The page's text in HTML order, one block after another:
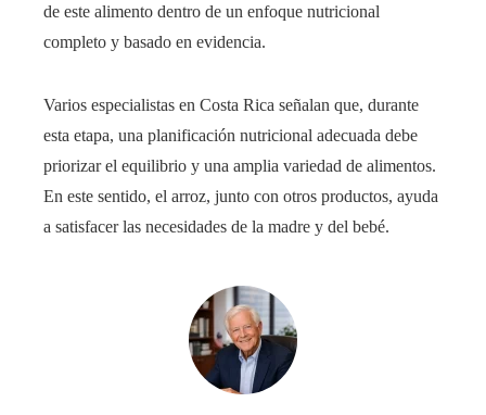
de este alimento dentro de un enfoque nutricional
completo y basado en evidencia.
Varios especialistas en Costa Rica señalan que, durante
esta etapa, una planificación nutricional adecuada debe
priorizar el equilibrio y una amplia variedad de alimentos.
En este sentido, el arroz, junto con otros productos, ayuda
a satisfacer las necesidades de la madre y del bebé.